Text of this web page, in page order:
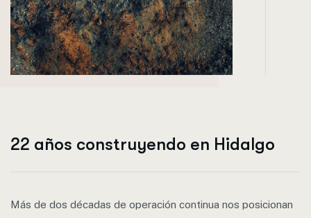
22 años construyendo en Hidalgo
Más de dos décadas de operación continua nos posicionan